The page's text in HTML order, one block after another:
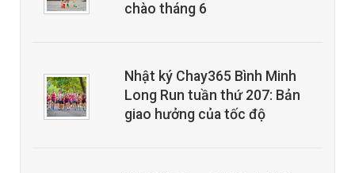
chào tháng 6
Nhật ký Chay365 Bình Minh
Long Run tuần thứ 207: Bản
giao hưởng của tốc độ